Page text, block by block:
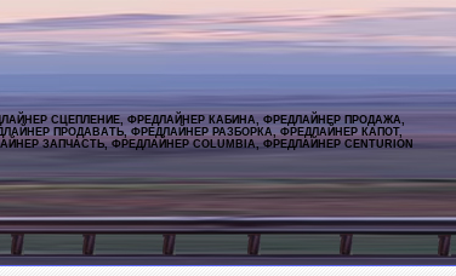
СЦЕПЛЕНИЕ, ФРЕДЛАЙНЕР КАБИНА, ФРЕДЛАЙНЕР ПРОДАЖА,
ПРОДАВАТЬ, ФРЕДЛАЙНЕР РАЗБОРКА, ФРЕДЛАЙНЕР КАПОТ,
ЗАПЧАСТЬ, ФРЕДЛАЙНЕР COLUMBIA, ФРЕДЛАЙНЕР CENTURION